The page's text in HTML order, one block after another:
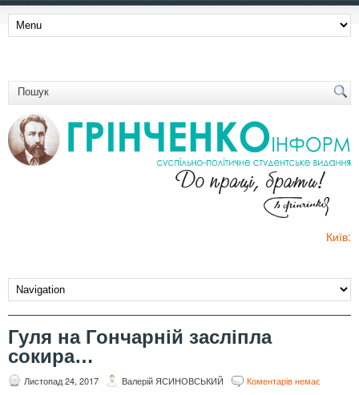
Київ:
Гуля на Гончарній засліпла
сокира…
Листопад 24, 2017 Валерій ЯСИНОВСЬКИЙ Коментарів немає